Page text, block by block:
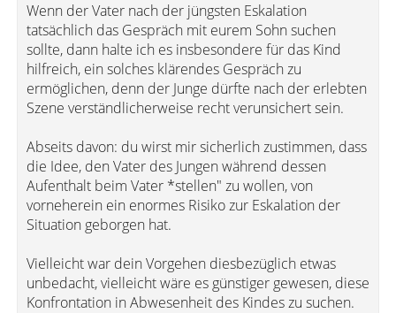
Wenn der Vater nach der jüngsten Eskalation
tatsächlich das Gespräch mit eurem Sohn suchen
sollte, dann halte ich es insbesondere für das Kind
hilfreich, ein solches klärendes Gespräch zu
ermöglichen, denn der Junge dürfte nach der erlebten
Szene verständlicherweise recht verunsichert sein.
Abseits davon: du wirst mir sicherlich zustimmen, dass
die Idee, den Vater des Jungen während dessen
Aufenthalt beim Vater *stellen" zu wollen, von
vorneherein ein enormes Risiko zur Eskalation der
Situation geborgen hat.
Vielleicht war dein Vorgehen diesbezüglich etwas
unbedacht, vielleicht wäre es günstiger gewesen, diese
Konfrontation in Abwesenheit des Kindes zu suchen.